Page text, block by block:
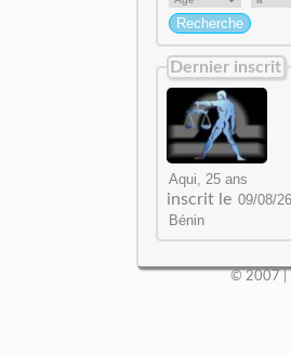
Dernier inscrit
inscrit le
© 2007 |